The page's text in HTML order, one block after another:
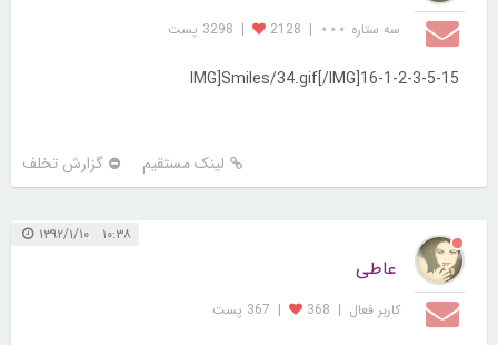
سه ستاره ⋆⋆⋆ |
2128
| 3298 پست
1-2-3-5-15-IMG]Smiles/34.gif[/IMG]16
لینک مستقیم گزارش تخلف
۱۰:۳۸ ۱۳۹۲/۱/۱۰
عاطی
کاربر فعال |
368
| 367 پست